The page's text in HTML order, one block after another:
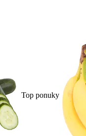
Top ponuky